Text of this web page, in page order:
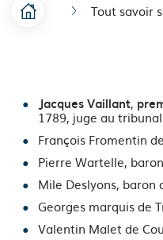
F
d
A
Accueil Tout savoir
Jacques Vaillant,
1789, juge au
François Fromentin
Pierre Wartelle,
Mile Deslyons, baron
Georges marquis de
Valentin Malet de